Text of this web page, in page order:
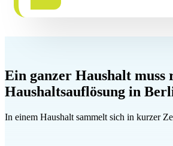
Ein ganzer Haushalt muss
Haushaltsauflösung in
In einem Haushalt sammelt sich in kurzer